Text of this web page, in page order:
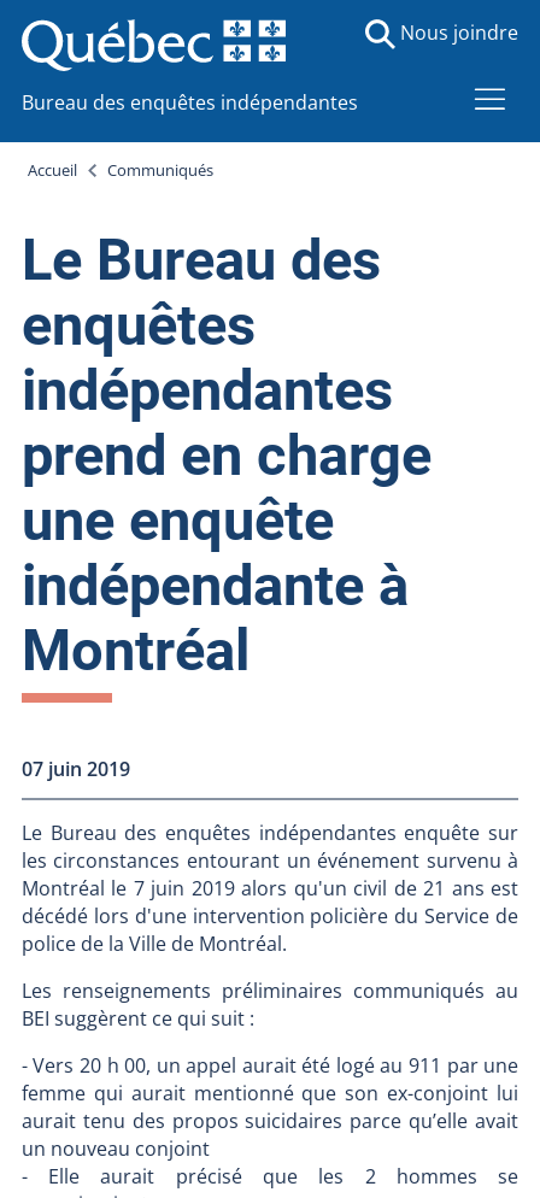
Bureau des enquêtes indépendantes
Nous joindre
Accueil Communiqués
Le Bureau des
enquêtes
indépendantes
prend en charge
une enquête
indépendante à
Montréal
07 juin 2019
Le Bureau des enquêtes indépendantes enquête sur
les circonstances entourant un événement survenu à
Montréal le 7 juin 2019 alors qu'un civil de 21 ans est
décédé lors d'une intervention policière du Service de
police de la Ville de Montréal.
Les renseignements préliminaires communiqués au
BEI suggèrent ce qui suit :
- Vers 20 h 00, un appel aurait été logé au 911 par une
femme qui aurait mentionné que son ex-conjoint lui
aurait tenu des propos suicidaires parce qu’elle avait
un nouveau conjoint
- Elle aurait précisé que les 2 hommes se